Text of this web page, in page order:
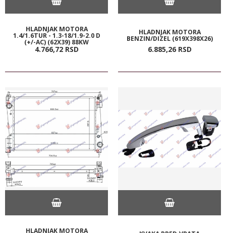
HLADNJAK MOTORA
1.4/1.6TUR - 1.3-18/1.9-2.0 D
(+/-AC) (62X39) 88KW
4.766,72 RSD
HLADNJAK MOTORA
BENZIN/DIZEL (619X398X26)
6.885,26 RSD
HLADNJAK MOTORA